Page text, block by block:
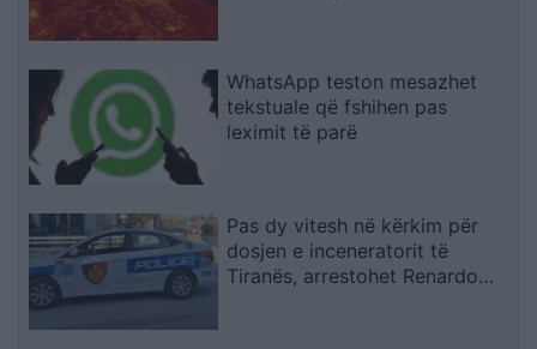
WhatsApp teston mesazhet
tekstuale që fshihen pas
leximit të parë
Pas dy vitesh në kërkim për
dosjen e inceneratorit të
Tiranës, arrestohet Renardo